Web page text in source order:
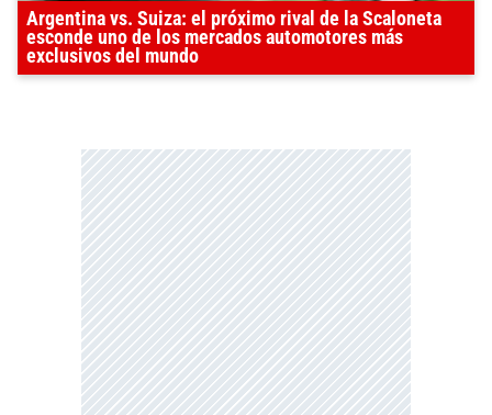
Argentina vs. Suiza: el próximo rival de la Scaloneta
esconde uno de los mercados automotores más
exclusivos del mundo